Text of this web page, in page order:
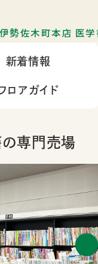
勢佐木町本店 医学
新着情報
ロアガイド
専門売場